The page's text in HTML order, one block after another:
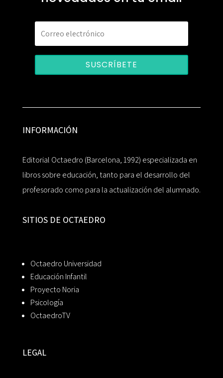
SUSCRÍBETE
INFORMACIÓN
Editorial Octaedro (Barcelona, 1992) especializada en
libros sobre educación, tanto para el desarrollo del
profesorado como para la actualización del alumnado.
SITIOS DE OCTAEDRO
Octaedro Universidad
Educación Infantil
Proyecto Noria
Psicología
OctaedroTV
LEGAL